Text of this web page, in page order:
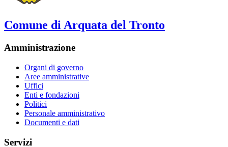
Comune di Arquata del Tronto
Amministrazione
Organi di governo
Aree amministrative
Uffici
Enti e fondazioni
Politici
Personale amministrativo
Documenti e dati
Servizi